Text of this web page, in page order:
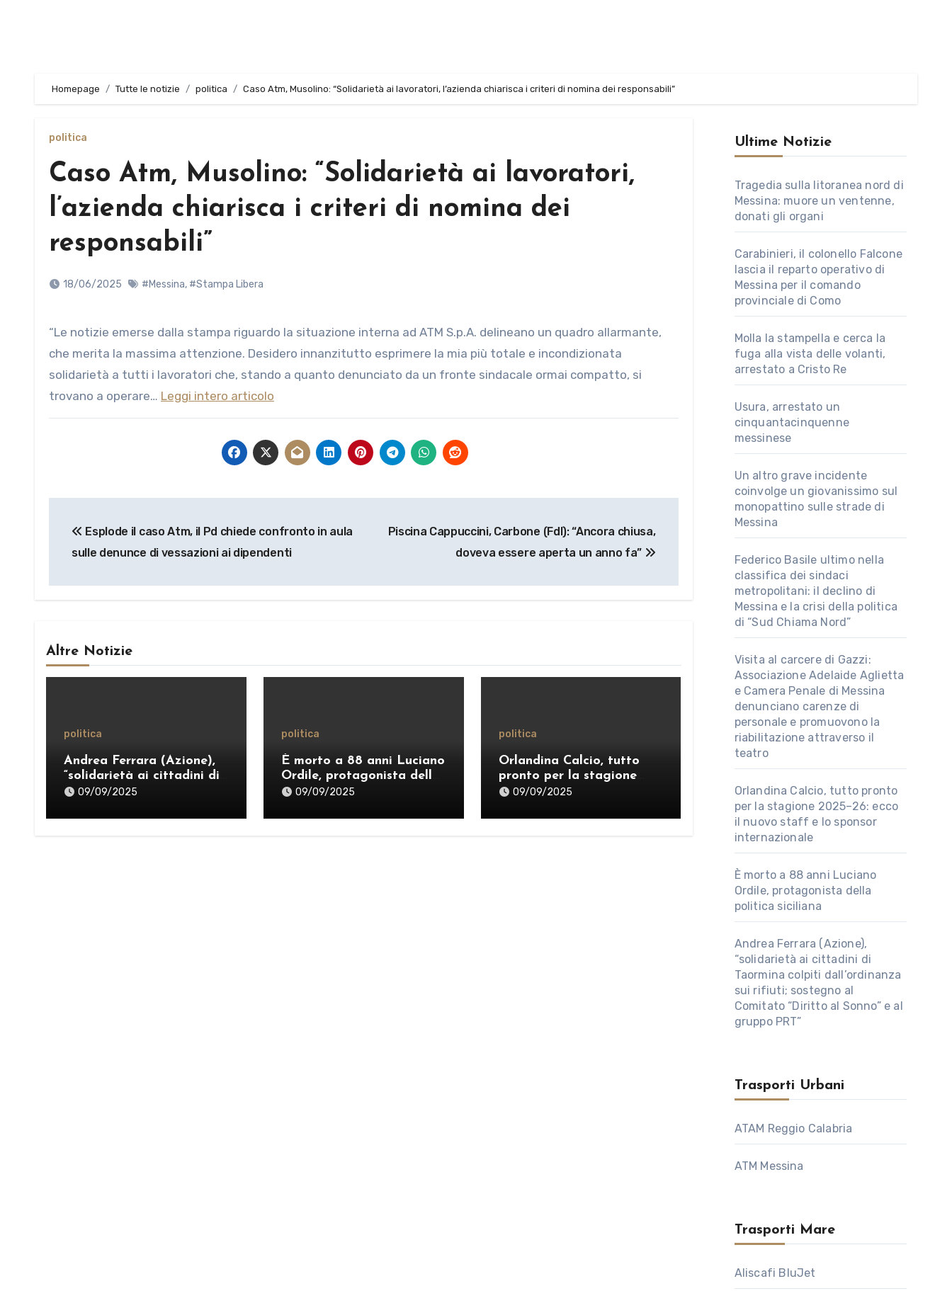
Homepage Tutte le notizie politica Caso Atm, Musolino: “Solidarietà ai lavoratori, l’azienda chiarisca i criteri di nomina dei responsabili”
politica
Caso Atm, Musolino: “Solidarietà ai lavoratori,
l’azienda chiarisca i criteri di nomina dei
responsabili”
18/06/2025 #Messina, #Stampa Libera
“Le notizie emerse dalla stampa riguardo la situazione interna ad ATM S.p.A. delineano un quadro allarmante,
che merita la massima attenzione. Desidero innanzitutto esprimere la mia più totale e incondizionata
solidarietà a tutti i lavoratori che, stando a quanto denunciato da un fronte sindacale ormai compatto, si
trovano a operare… Leggi intero articolo
articoli
Esplode il caso Atm, il Pd chiede confronto in aula
sulle denunce di vessazioni ai dipendenti
Piscina Cappuccini, Carbone (FdI): “Ancora chiusa,
doveva essere aperta un anno fa”
Altre Notizie
politica
Andrea Ferrara (Azione),
“solidarietà ai cittadini di
Taormina colpiti
sostegno al Comitato
09/09/2025
politica
È morto a 88 anni Luciano
Ordile, protagonista della
politica siciliana
09/09/2025
politica
Orlandina Calcio, tutto
pronto per la stagione
2025–26: ecco il nuovo
internazionale
09/09/2025
Ultime Notizie
Tragedia sulla litoranea nord di
Messina: muore un ventenne,
donati gli organi
Carabinieri, il colonello Falcone
lascia il reparto operativo di
Messina per il comando
provinciale di Como
Molla la stampella e cerca la
fuga alla vista delle volanti,
arrestato a Cristo Re
Usura, arrestato un
cinquantacinquenne
messinese
Un altro grave incidente
coinvolge un giovanissimo sul
monopattino sulle strade di
Messina
Federico Basile ultimo nella
classifica dei sindaci
metropolitani: il declino di
Messina e la crisi della politica
di “Sud Chiama Nord”
Visita al carcere di Gazzi:
Associazione Adelaide Aglietta
e Camera Penale di Messina
denunciano carenze di
personale e promuovono la
riabilitazione attraverso il
teatro
Orlandina Calcio, tutto pronto
per la stagione 2025–26: ecco
il nuovo staff e lo sponsor
internazionale
È morto a 88 anni Luciano
Ordile, protagonista della
politica siciliana
Andrea Ferrara (Azione),
“solidarietà ai cittadini di
Taormina colpiti dall’ordinanza
sui rifiuti; sostegno al
Comitato “Diritto al Sonno” e al
gruppo PRT”
Trasporti Urbani
ATAM Reggio Calabria
ATM Messina
Trasporti Mare
Aliscafi BluJet